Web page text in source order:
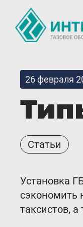
О компании
Новости
ГБО Alpha
Вопросы и
Оферта
26 февраля
Статьи
Установка
сэкономить
таксистов,